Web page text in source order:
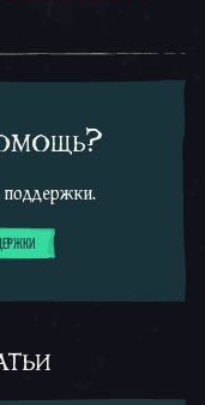
поддержки.